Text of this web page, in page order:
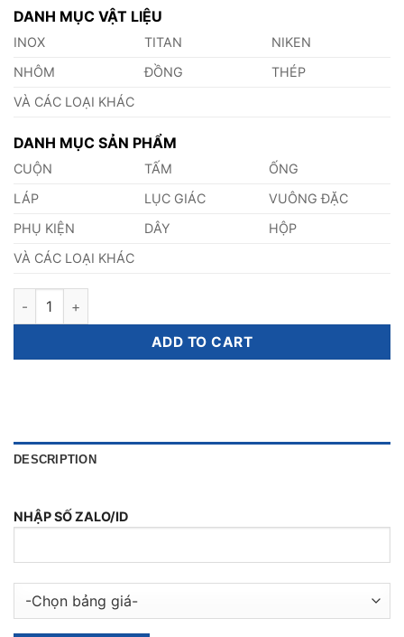
DANH MỤC VẬT LIỆU
INOX TITAN
NIKEN
NHÔM
ĐỒNG
THÉP
VÀ CÁC LOẠI KHÁC
DANH MỤC SẢN PHẨM
CUỘN TẤM
ỐNG
LÁP
LỤC GIÁC
VUÔNG ĐẶC
PHỤ KIỆN
DÂY
HỘP
VÀ CÁC LOẠI KHÁC
Tấm Inox 321 300mm quantity
ADD TO CART
DESCRIPTION
NHẬP SỐ ZALO/ID